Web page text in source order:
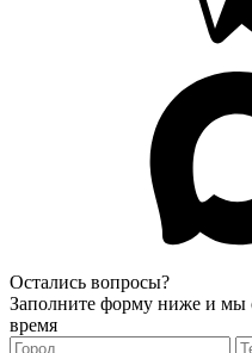
Остались вопросы?
Заполните форму ниже и мы
время